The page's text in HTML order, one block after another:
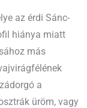
az érdi Sánc-
hiánya miatt
más
a
üröm, vagy